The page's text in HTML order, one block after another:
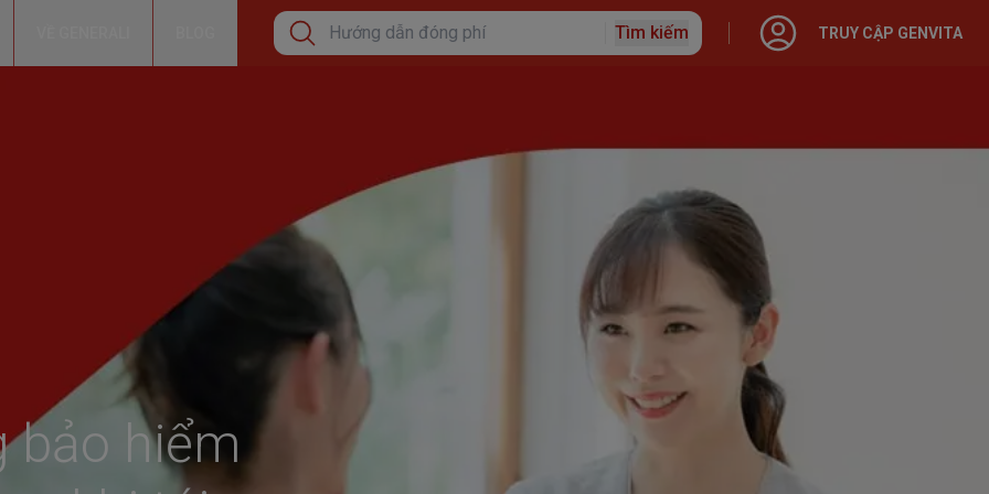
Tìm kiếm
Bảo lãnh viện phí
Hướng dẫn đóng phí bảo hiểm
Tìm kiếm xu hướng
Bảo Hiểm Sức Khỏe Cá Nhân
Bảo vệ sức khỏe
TRUY CẬP GENVITA
bảo hiểm